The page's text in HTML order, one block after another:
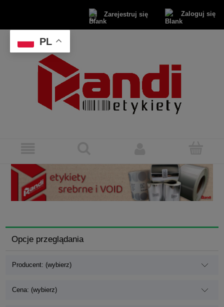
Zarejestruj się Zaloguj się
Opcje przeglądania
Producent: (wybierz)
Cena: (wybierz)
PL